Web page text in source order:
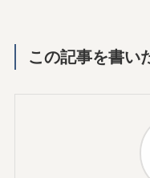
この記事を書い